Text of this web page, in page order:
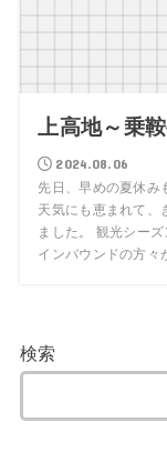
上高地～乗
2024.08.06
先日、早めの夏休み
天気にも恵まれて、
ました。 観光シー
インバウンドの方々
検索